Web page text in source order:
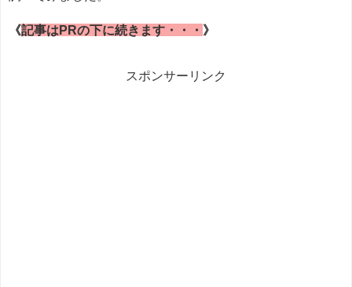
《記事はPRの下に続きます・・・ 》
スポンサーリンク